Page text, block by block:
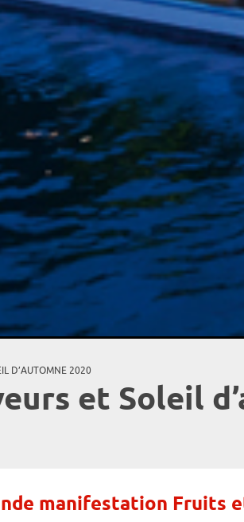
D’AUTOMNE 2020
et Soleil
manifestation Fruits